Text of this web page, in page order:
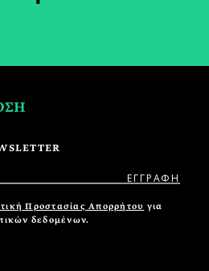
Προστασίας Απορρήτου για
δεδομένων.